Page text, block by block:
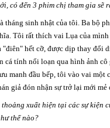
có đến 3 phim chị tham gia sẽ
tháng sinh nhật của tôi. Ba bộ
Tôi rất thích vai Lụa của
"điên" hết cỡ, được dịp thay đổi
cá tính nổi loạn qua hình ảnh
manh đầu bếp, tôi vào vai một
giả đón nhận sự trở lại mới mẻ
xuất hiện tại các sự kiện
thế nào?